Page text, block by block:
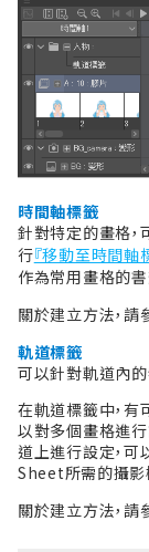
時間軸標籤
針對特定的畫格
行『移動至時間軸
作為常用畫格的書
關於建立方法，請
軌道標籤
可以針對軌道內的
在軌道標籤中，有
以對多個畫格進行
道上進行設定，
Sheet所需的攝影
關於建立方法，請